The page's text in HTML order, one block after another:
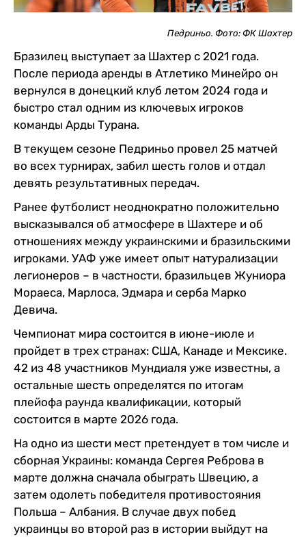
Педриньо. Фото: ФК Шахтер
Бразилец выступает за Шахтер с 2021 года.
После периода аренды в Атлетико Минейро он
вернулся в донецкий клуб летом 2024 года и
быстро стал одним из ключевых игроков
команды Арды Турана.
В текущем сезоне Педриньо провел 25 матчей
во всех турнирах, забил шесть голов и отдал
девять результативных передач.
Ранее футболист неоднократно положительно
высказывался об атмосфере в Шахтере и об
отношениях между украинскими и бразильскими
игроками. УАФ уже имеет опыт натурализации
легионеров – в частности, бразильцев Жуниора
Мораеса, Марлоса, Эдмара и серба Марко
Девича.
Чемпионат мира состоится в июне-июле и
пройдет в трех странах: США, Канаде и Мексике.
42 из 48 участников Мундиаля уже известны, а
остальные шесть определятся по итогам
плейофа раунда квалификации, который
состоится в марте 2026 года.
На одно из шести мест претендует в том числе и
сборная Украины: команда Сергея Реброва в
марте должна сначала обыграть Швецию, а
затем одолеть победителя противостояния
Польша – Албания. В случае двух побед
украинцы во второй раз в истории выйдут на